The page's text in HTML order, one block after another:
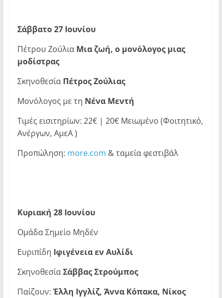
Σάββατο 27 Ιουνίου
Πέτρου Ζούλια Μια ζωή, ο μονόλογος μιας
μοδίστρας
Σκηνοθεσία Πέτρος Ζούλιας
Μονόλογος με τη Νένα Μεντή
Τιμές εισιτηρίων: 22€ | 20€ Μειωμένο (Φοιτητικό,
Ανέργων, ΑμεΑ )
Προπώληση: more.com & ταμεία φεστιβάλ
Κυριακή 28 Ιουνίου
Ομάδα Σημείο Μηδέν
Ευριπίδη Ιφιγένεια εν Αυλίδι
ΣκηνοθεσίαΣάββας Στρούμπος
Παίζουν: Έλλη Ιγγλίζ, Άννα Κόπακα, Νίκος